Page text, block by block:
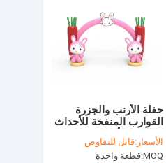
حفلة الأرنب والجزرة
القوارب المنفخة للأحداث
الهواء الطلق
الأسعار:قابل للتفاوض
MOQ: قطعة واحدة